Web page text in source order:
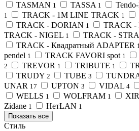
TASMAN 1 TASSA 1
1 TRACK - 1M LINE TRACK 1
TRACK - DORIAN 1 TRACK -
TRACK - NIGEL 1 TRACK -
TRACK - Квадратный ADAPTER
pendel 1 TRACK FAVORI spot 1
2 TREVOR 1 TRIBUTE 1
TRUDY 2 TUBE 3
UNAR 17 UPTON 3 VIDAL 4
WELLS 1 WOLFRAM 1
Zidane 1 НетLAN 1
Показать все
Стиль